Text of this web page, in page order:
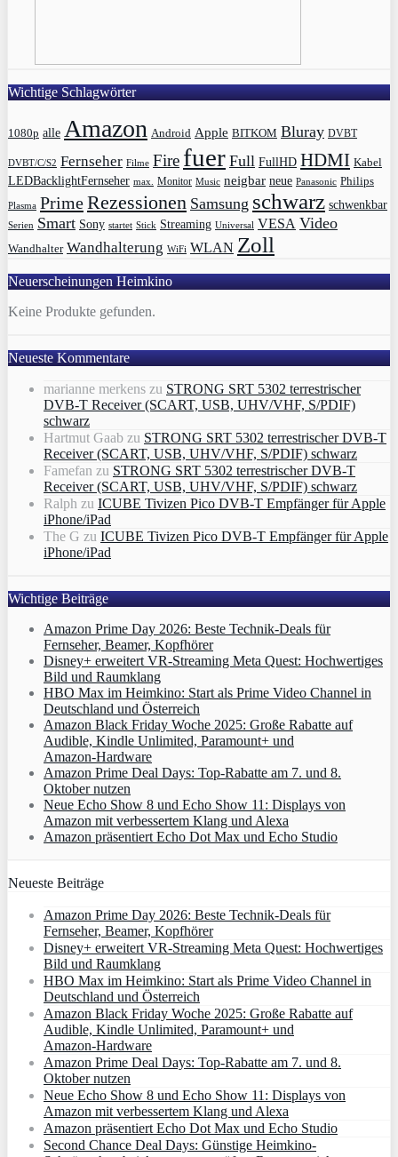
Wichtige Schlagwörter
1080p alle Amazon Android Apple BITKOM Bluray DVBT
DVBT/C/S2 Fernseher Filme Fire fuer Full FullHD HDMI Kabel
LEDBacklightFernseher max. Monitor Music neigbar neue Panasonic Philips
Plasma PrimeRezessionen Samsung schwarz schwenkbar
Serien Smart Sony startet Stick Streaming Universal VESA Video
Wandhalter Wandhalterung WiFi WLAN Zoll
Neuerscheinungen Heimkino
Keine Produkte gefunden.
Neueste Kommentare
marianne merkens zu STRONG SRT 5302 terrestrischer
DVB-T Receiver (SCART, USB, UHV/VHF, S/PDIF)
schwarz
Hartmut Gaab zu STRONG SRT 5302 terrestrischer DVB-T
Receiver (SCART, USB, UHV/VHF, S/PDIF) schwarz
Famefan zu STRONG SRT 5302 terrestrischer DVB-T
Receiver (SCART, USB, UHV/VHF, S/PDIF) schwarz
Ralph zu ICUBE Tivizen Pico DVB-T Empfänger für Apple
iPhone/iPad
The G zu ICUBE Tivizen Pico DVB-T Empfänger für Apple
iPhone/iPad
Wichtige Beiträge
Amazon Prime Day 2026: Beste Technik-Deals für
Fernseher, Beamer, Kopfhörer
Disney+ erweitert VR‑Streaming Meta Quest: Hochwertiges
Bild und Raumklang
HBO Max im Heimkino: Start als Prime Video Channel in
Deutschland und Österreich
Amazon Black Friday Woche 2025: Große Rabatte auf
Audible, Kindle Unlimited, Paramount+ und
Amazon‑Hardware
Amazon Prime Deal Days: Top-Rabatte am 7. und 8.
Oktober nutzen
Neue Echo Show 8 und Echo Show 11: Displays von
Amazon mit verbessertem Klang und Alexa
Amazon präsentiert Echo Dot Max und Echo Studio
Neueste Beiträge
Amazon Prime Day 2026: Beste Technik-Deals für
Fernseher, Beamer, Kopfhörer
Disney+ erweitert VR‑Streaming Meta Quest: Hochwertiges
Bild und Raumklang
HBO Max im Heimkino: Start als Prime Video Channel in
Deutschland und Österreich
Amazon Black Friday Woche 2025: Große Rabatte auf
Audible, Kindle Unlimited, Paramount+ und
Amazon‑Hardware
Amazon Prime Deal Days: Top-Rabatte am 7. und 8.
Oktober nutzen
Neue Echo Show 8 und Echo Show 11: Displays von
Amazon mit verbessertem Klang und Alexa
Amazon präsentiert Echo Dot Max und Echo Studio
Second Chance Deal Days: Günstige Heimkino-